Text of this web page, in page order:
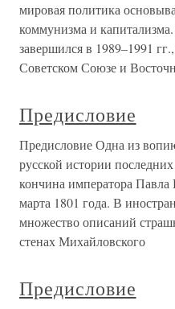
мировая политика
коммунизма и
завершился в 1989–1991
Советском Союзе и
Предисловие
Предисловие Одна из
русской истории
кончина императора Павла
марта 1801 года. В
множество описаний
стенах Михайловского
Предисловие